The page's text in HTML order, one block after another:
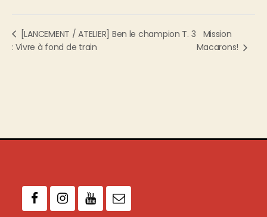
[LANCEMENT / ATELIER] Ben le champion T. 3
: Vivre à fond de train
Mission
Macarons!